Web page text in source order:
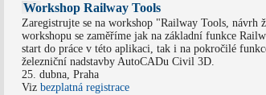
Workshop Railway Tools
Zaregistrujte se na workshop "Railway Tools,
workshopu se zaměříme jak na základní funkce
start do práce v této aplikaci, tak i na pokročilé
železniční nadstavby AutoCADu Civil 3D.
25. dubna, Praha
Viz bezplatná registrace